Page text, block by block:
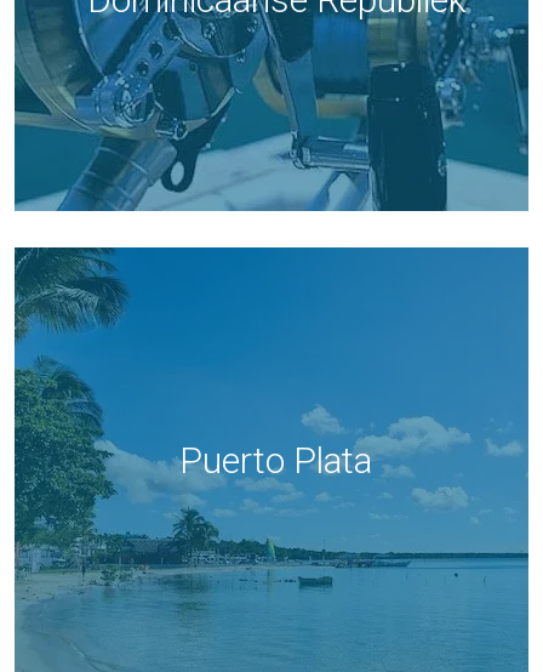
Puerto Plata